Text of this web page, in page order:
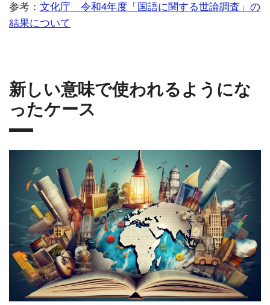
参考： 文化庁 令和4年度「国語に関する世論調査」の
結果について
新しい意味で使われるようにな
ったケース